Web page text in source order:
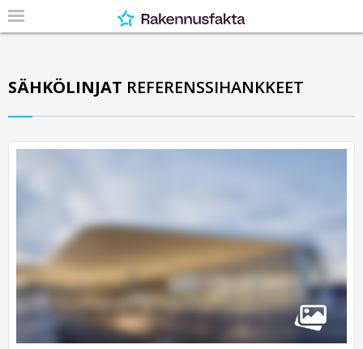
SÄHKÖLINJAT REFERENSSIHANKKEET